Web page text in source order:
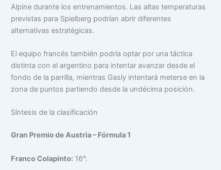
Alpine durante los entrenamientos. Las altas temperaturas
previstas para Spielberg podrían abrir diferentes
alternativas estratégicas.
El equipo francés también podría optar por una táctica
distinta con el argentino para intentar avanzar desde el
fondo de la parrilla, mientras Gasly intentará meterse en la
zona de puntos partiendo desde la undécima posición.
Síntesis de la clasificación
Gran Premio de Austria – Fórmula 1
Franco Colapinto: 16°.